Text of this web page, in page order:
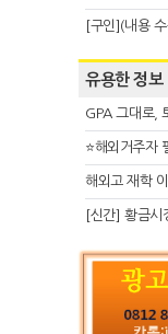
유용한 정보